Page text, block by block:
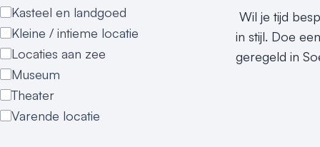
Kasteel en landgoed
Kleine / intieme locatie
Locaties aan zee
Museum
Theater
Varende locatie
Wil je tijd
in stijl. Doe
geregeld in